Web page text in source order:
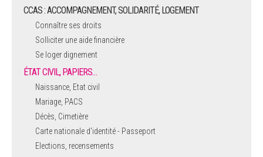
CCAS : ACCOMPAGNEMENT, SOLIDARITÉ, LOGEMENT
Connaître ses droits
Solliciter une aide financière
Se loger dignement
ÉTAT CIVIL, PAPIERS…
Naissance, Etat civil
Mariage, PACS
Décès, Cimetière
Carte nationale d'identité - Passeport
Elections, recensements